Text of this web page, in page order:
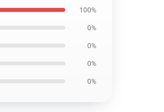
100%
0%
0%
0%
0%